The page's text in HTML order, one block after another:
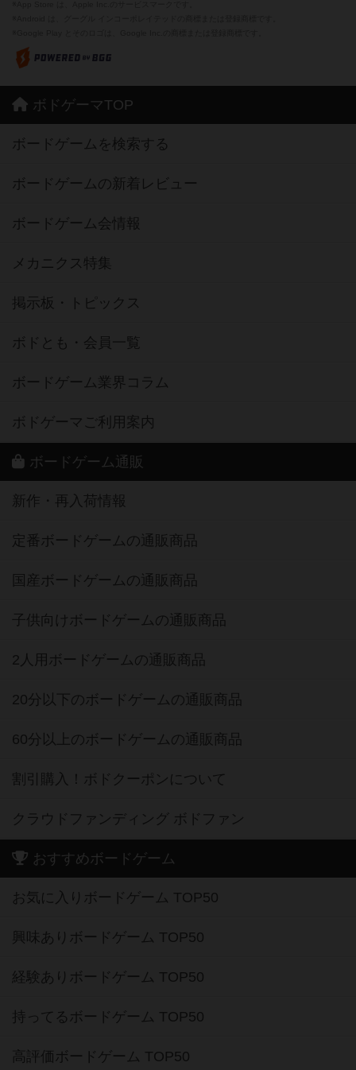
ボドゲーマTOP
ボードゲームを検索する
ボードゲームの新着レビュー
ボードゲーム会情報
メカニクス特集
掲示板・トピックス
ボドとも・会員一覧
ボードゲーム業界コラム
ボドゲーマご利用案内
ボードゲーム通販
新作・再入荷情報
定番ボードゲームの通販商品
国産ボードゲームの通販商品
子供向けボードゲームの通販商品
2人用ボードゲームの通販商品
20分以下のボードゲームの通販商品
60分以上のボードゲームの通販商品
割引購入！ボドクーポンについて
クラウドファンディング ボドファン
おすすめボードゲーム
お気に入りボードゲーム TOP50
興味ありボードゲーム TOP50
経験ありボードゲーム TOP50
持ってるボードゲーム TOP50
高評価ボードゲーム TOP50